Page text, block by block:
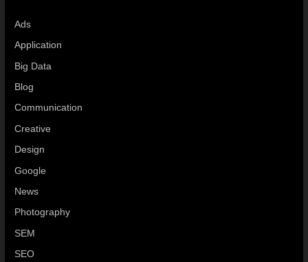
Ads
Application
Big Data
Blog
Communication
Creative
Design
Google
News
Photography
SEM
SEO